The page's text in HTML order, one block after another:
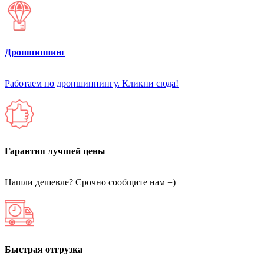
Дропшиппинг
Работаем по дропшиппингу. Кликни сюда!
Гарантия лучшей цены
Нашли дешевле? Срочно сообщите нам =)
Быстрая отгрузка